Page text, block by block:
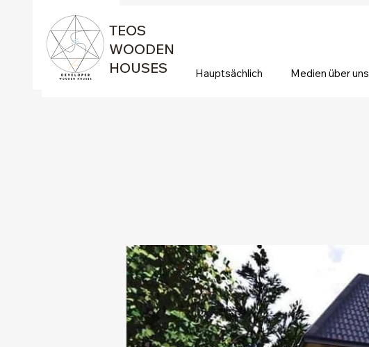
TEOS
WOODEN
HOUSES
Hauptsächlich Medien über uns